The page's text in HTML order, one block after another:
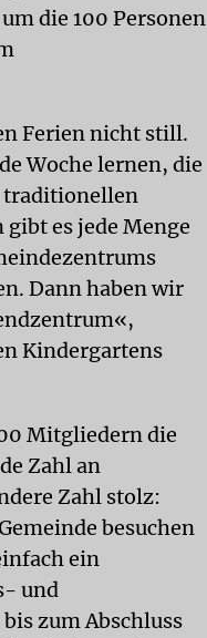
die 100 Personen
Ferien nicht still.
Woche lernen, die
traditionellen
es jede Menge
Dann haben wir
Kindergartens
Mitgliedern die
Zahl an
Zahl stolz:
besuchen
ein
und
zum Abschluss